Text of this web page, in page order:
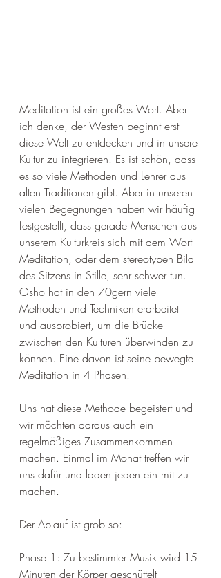
Meditation ist ein großes Wort. Aber
ich denke, der Westen beginnt erst
diese Welt zu entdecken und in unsere
Kultur zu integrieren. Es ist schön, dass
es so viele Methoden und Lehrer aus
alten Traditionen gibt. Aber in unseren
vielen Begegnungen haben wir häufig
festgestellt, dass gerade Menschen aus
unserem Kulturkreis sich mit dem Wort
Meditation, oder dem stereotypen Bild
des Sitzens in Stille, sehr schwer tun.
Osho hat in den 70gern viele
Methoden und Techniken erarbeitet
und ausprobiert, um die Brücke
zwischen den Kulturen überwinden zu
können. Eine davon ist seine bewegte
Meditation in 4 Phasen.
Uns hat diese Methode begeistert und
wir möchten daraus auch ein
regelmäßiges Zusammenkommen
machen. Einmal im Monat treffen wir
uns dafür und laden jeden ein mit zu
machen.
Der Ablauf ist grob so:
Phase 1: Zu bestimmter Musik wird 15
Minuten der Körper geschüttelt